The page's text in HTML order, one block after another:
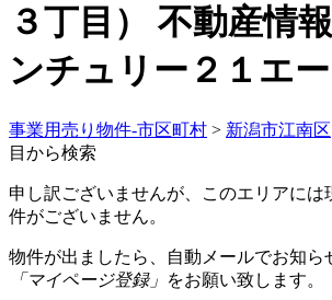
３丁目） 不動産情
ンチュリー２１エ
事業用売り物件-市区町村 > 新潟市江南区
目から検索
申し訳ございませんが、このエリアには
件がございません。
物件が出ましたら、自動メールでお知ら
「マイページ登録」 をお願い致します。